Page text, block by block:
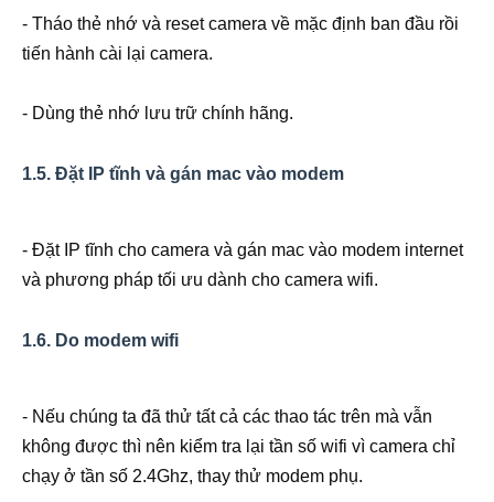
- Tháo thẻ nhớ và reset camera về mặc định ban đầu rồi
tiến hành cài lại camera.
- Dùng thẻ nhớ lưu trữ chính hãng.
1.5. Đặt IP tĩnh và gán mac vào modem
- Đặt IP tĩnh cho camera và gán mac vào modem internet
và phương pháp tối ưu dành cho camera wifi.
1.6. Do modem wifi
- Nếu chúng ta đã thử tất cả các thao tác trên mà vẫn
không được thì nên kiểm tra lại tần số wifi vì camera chỉ
chạy ở tần số 2.4Ghz, thay thử modem phụ.